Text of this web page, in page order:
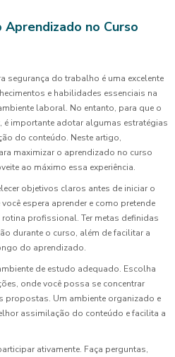
Aprendizado no Curso
segurança do trabalho é uma excelente
e habilidades essenciais na
laboral. No entanto, para que o
é importante adotar algumas estratégias
do conteúdo. Neste artigo,
maximizar o aprendizado no curso
ao máximo essa experiência.
objetivos claros antes de iniciar o
espera aprender e como pretende
profissional. Ter metas definidas
durante o curso, além de facilitar a
do aprendizado.
de estudo adequado. Escolha
onde você possa se concentrar
propostas. Um ambiente organizado e
assimilação do conteúdo e facilita a
ativamente. Faça perguntas,